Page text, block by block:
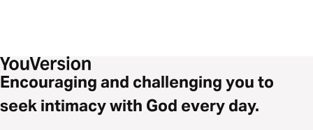
Encouraging and challenging you to
seek intimacy with God every day.